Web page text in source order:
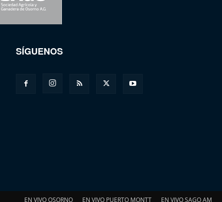
SÍGUENOS
EN VIVO OSORNO EN VIVO PUERTO MONTT EN VIVO SAGO AM